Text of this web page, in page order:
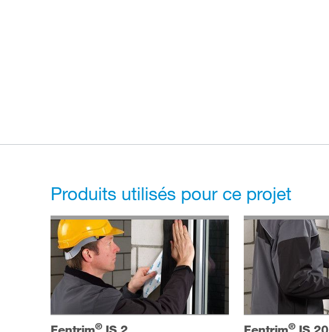
Produits utilisés pour ce projet
® ®